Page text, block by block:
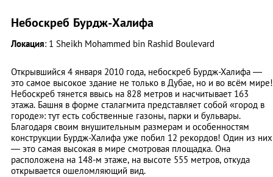
Небоскреб Бурдж-Халифа
Локация: 1 Sheikh Mohammed bin Rashid Boulevard
Открывшийся 4 января 2010 года, небоскреб Бурдж-Халифа —
это самое высокое здание не только в Дубае, но и во всём мире!
Небоскреб тянется ввысь на 828 метров и насчитывает 163
этажа. Башня в форме сталагмита представляет собой «город в
городе»: тут есть собственные газоны, парки и бульвары.
Благодаря своим внушительным размерам и особенностям
конструкции Бурдж-Халифа уже побил 12 рекордов! Один из них
— это самая высокая в мире смотровая площадка. Она
расположена на 148-м этаже, на высоте 555 метров, откуда
открывается ошеломляющий вид.